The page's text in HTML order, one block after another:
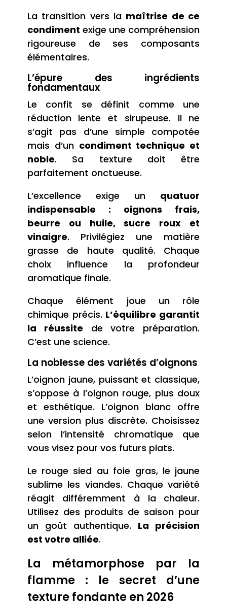
La transition vers la maîtrise de ce
condiment exige une compréhension
rigoureuse de ses composants
élémentaires.
L’épure des ingrédients
fondamentaux
Le confit se définit comme une
réduction lente et sirupeuse. Il ne
s’agit pas d’une simple compotée
mais d’un condiment technique et
noble. Sa texture doit être
parfaitement onctueuse.
L’excellence exige un quatuor
indispensable : oignons frais,
beurre ou huile, sucre roux et
vinaigre. Privilégiez une matière
grasse de haute qualité. Chaque
choix influence la profondeur
aromatique finale.
Chaque élément joue un rôle
chimique précis. L’équilibre garantit
la réussite de votre préparation.
C’est une science.
La noblesse des variétés d’oignons
L’oignon jaune, puissant et classique,
s’oppose à l’oignon rouge, plus doux
et esthétique. L’oignon blanc offre
une version plus discrète. Choisissez
selon l’intensité chromatique que
vous visez pour vos futurs plats.
Le rouge sied au foie gras, le jaune
sublime les viandes. Chaque variété
réagit différemment à la chaleur.
Utilisez des produits de saison pour
un goût authentique. La précision
est votre alliée.
La métamorphose par la
flamme : le secret d’une
texture fondante en 2026